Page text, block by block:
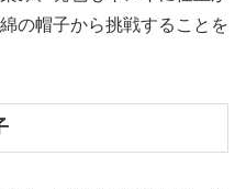
の帽子から挑戦することを